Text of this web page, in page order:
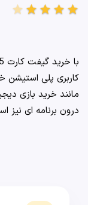
star
star
star
star
star
مانند خرید بازی
درون برنامه ای نیز